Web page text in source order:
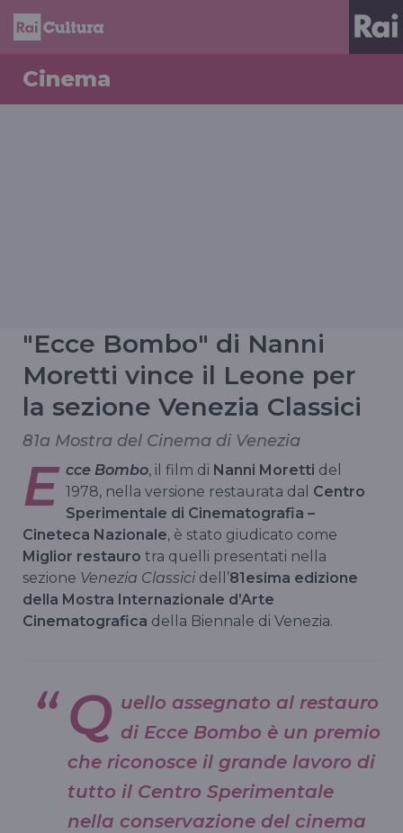
Cinema
"Ecce Bombo" di Nanni
Moretti vince il Leone per
la sezione Venezia Classici
81a Mostra del Cinema di Venezia
E cce Bombo, il film di Nanni Moretti del
1978, nella versione restaurata dal Centro
Sperimentale di Cinematografia –
Cineteca Nazionale, è stato giudicato come
Miglior restauro tra quelli presentati nella
sezione Venezia Classici dell’81esima edizione
della Mostra Internazionale d’Arte
Cinematografica della Biennale di Venezia.
Q uello assegnato al restauro
di Ecce Bombo è un premio
che riconosce il grande lavoro di
tutto il Centro Sperimentale
nella conservazione del cinema